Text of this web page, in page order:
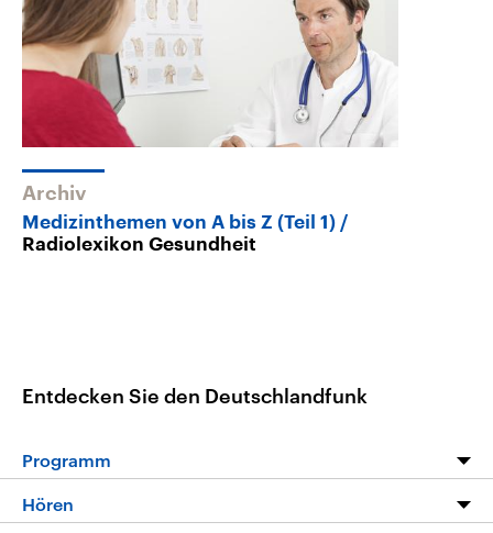
Archiv
Medizinthemen von A bis Z (Teil 1)
Radiolexikon Gesundheit
Entdecken Sie den Deutschlandfunk
Programm
Hören